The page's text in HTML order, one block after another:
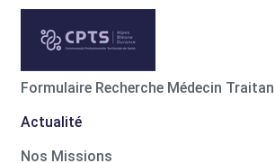
Formulaire Recherche Médecin
Actualité
Nos Missions
Actualité